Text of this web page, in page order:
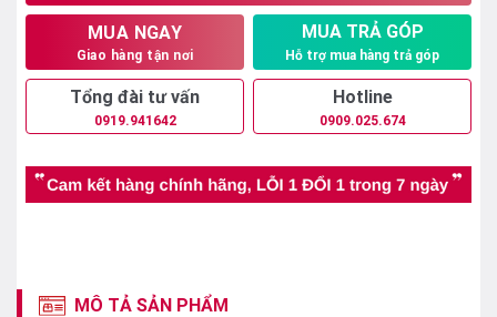
MUA NGAY
Giao hàng tận nơi
MUA TRẢ GÓP
Hỗ trợ mua hàng trả góp
Tổng đài tư vấn
0919.941642
Hotline
0909.025.674
MÔ TẢ SẢN PHẨM